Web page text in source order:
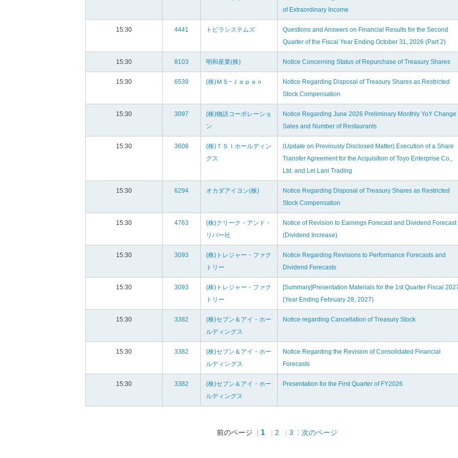
of Extraordinary Income
15:30 4441 トビラシステムズ
Questions and Answers on Financial Results for the Second
Quarter of the Fiscal Year Ending October 31, 2026 (Part 2)
15:30 8103 明和産業(株) Notice Concerning Status of Repurchase of Treasury Shares
15:30 6539 (株)ＭＳ−Ｊａｐａｎ
Notice Regarding Disposal of Treasury Shares as Restricted
Stock Compensation
15:30 3097
(株)物語コーポレーショ
ン
Notice Regarding June 2026 Preliminary Monthly YoY Change
Sales and Number of Restaurants
15:30 3608
(株)ＴＳＩホールディン
グス
(Update on Previously Disclosed Matter) Execution of a Share
Transfer Agreement for the Acquisition of Toyo Enterprise Co.,
Ltd. and Lei Lani Trading
15:30 6294 オカダアイヨン(株)
Notice Regarding Disposal of Treasury Shares as Restricted
Stock Compensation
15:30 4763
(株)クリーク・アンド・
リバー社
Notice of Revision to Earnings Forecast and Dividend Forecast
(Dividend Increase)
15:30 3093
(株)トレジャー・ファク
トリー
Notice Regarding Revisions to Performance Forecasts and
Dividend Forecasts
15:30 3093
(株)トレジャー・ファク
トリー
[Summary]Presentation Materials for the 1st Quarter Fiscal
(Year Ending February 28, 2027)
15:30 3382
(株)セブン＆アイ・ホー
ルディングス
Notice regarding Cancellation of Treasury Stock
15:30 3382
(株)セブン＆アイ・ホー
ルディングス
Notice Regarding the Revision of Consolidated Financial
Forecasts
15:30 3382
(株)セブン＆アイ・ホー
ルディングス
Presentation for the First Quarter of FY2026
前のページ 1 2 3 次のページ